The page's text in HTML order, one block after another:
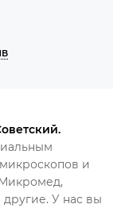
и
другие. У нас вы